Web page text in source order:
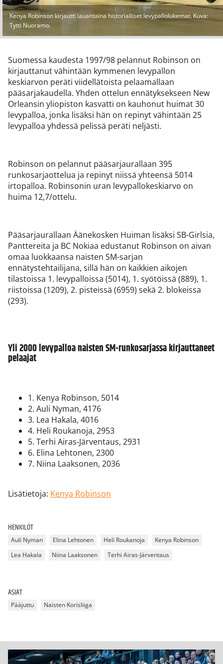
Kenya Robinson kirjautti lauantaina historialliset levypallolukemat. Kuva:
Tytti Nuoramo.
Suomessa kaudesta 1997/98 pelannut Robinson on
kirjauttanut vähintään kymmenen levypallon
keskiarvon peräti viidellätoista pelaamallaan
pääsarjakaudella. Yhden ottelun ennätyksekseen New
Orleansin yliopiston kasvatti on kauhonut huimat 30
levypalloa, jonka lisäksi hän on repinyt vähintään 25
levypalloa yhdessä pelissä peräti neljästi.
Robinson on pelannut pääsarjaurallaan 395
runkosarjaottelua ja repinyt niissä yhteensä 5014
irtopalloa. Robinsonin uran levypallokeskiarvo on
huima 12,7/ottelu.
Pääsarjaurallaan Äänekosken Huiman lisäksi SB-Girlsia,
Panttereita ja BC Nokiaa edustanut Robinson on aivan
omaa luokkaansa naisten SM-sarjan
ennätystehtailijana, sillä hän on kaikkien aikojen
tilastoissa 1. levypalloissa (5014), 1. syötöissä (889), 1.
riistoissa (1209), 2. pisteissä (6959) sekä 2. blokeissa
(293).
Yli 2000 levypalloa naisten SM-runkosarjassa kirjauttaneet
pelaajat
1. Kenya Robinson, 5014
2. Auli Nyman, 4176
3. Lea Hakala, 4016
4. Heli Roukanoja, 2953
5. Terhi Airas-Järventaus, 2931
6. Elina Lehtonen, 2300
7. Niina Laaksonen, 2036
Lisätietoja: Kenya Robinson
HENKILÖT
Auli Nyman Elina Lehtonen Heli Roukanoja
Kenya Robinson
Lea Hakala
Niina Laaksonen Terhi Airas-Järventaus
ASIAT
Pääjuttu Naisten Korisliiga